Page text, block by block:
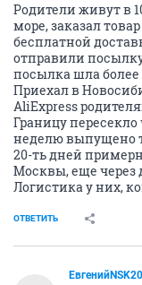
Родители живут в
море, заказал
бесплатной
отправили
посылка шла более
Приехал в
AliExpress
Границу
неделю выпущено
20-ть дней
Москвы, еще через
Логистика у них,
ОТВЕТИТЬ